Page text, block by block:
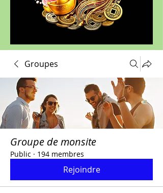
Groupes
Groupe de monsite
Public · 194 membres
Rejoindre